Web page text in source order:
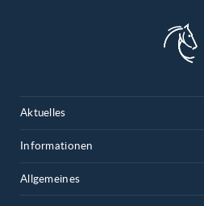
Aktuelles
Informationen
Allgemeines